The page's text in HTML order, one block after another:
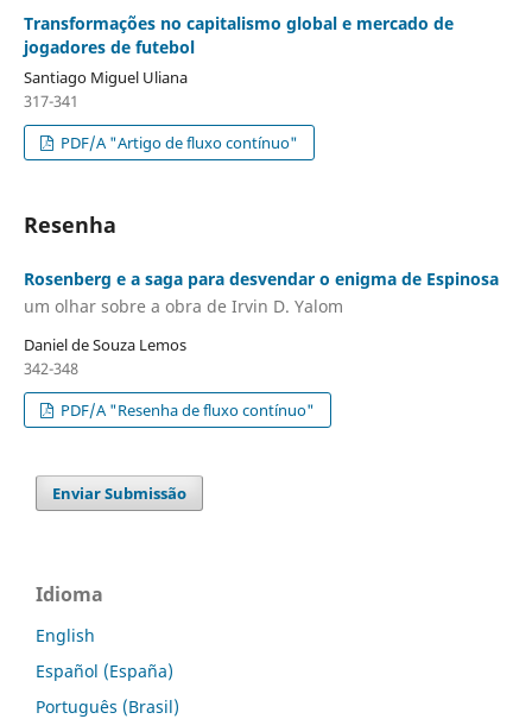
Transformações no capitalismo global e mercado de
jogadores de futebol
Santiago Miguel Uliana
317-341
PDF/A "Artigo de fluxo contínuo"
Resenha
Rosenberg e a saga para desvendar o enigma de Espinosa
um olhar sobre a obra de Irvin D. Yalom
Daniel de Souza Lemos
342-348
PDF/A "Resenha de fluxo contínuo"
Enviar Submissão
Idioma
English
Español (España)
Português (Brasil)